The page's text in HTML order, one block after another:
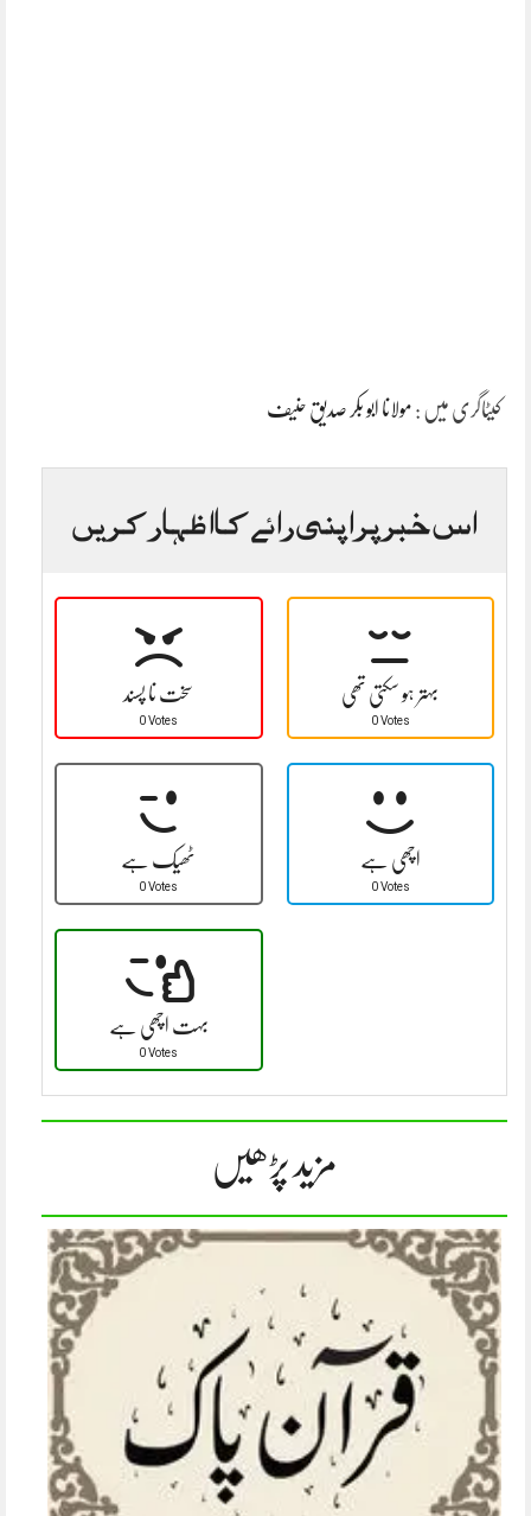
کیٹاگری میں : مولانا ابو بکر صدیق حنیف
اس خبر پر اپنی رائے کا اظہار کریں
سخت نا پسند
0 Votes
بہتر ہو سکتی تھی
0 Votes
ٹھیک ہے
0 Votes
اچھی ہے
0 Votes
بہت اچھی ہے
0 Votes
مزید پڑھیں